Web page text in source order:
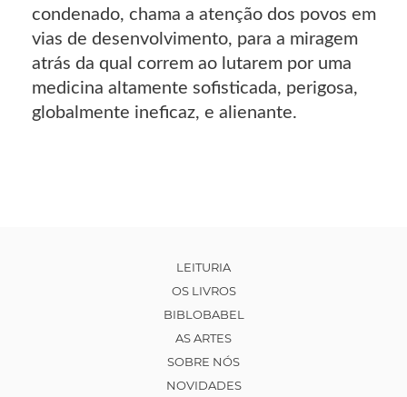
condenado, chama a atenção dos povos em
vias de desenvolvimento, para a miragem
atrás da qual correm ao lutarem por uma
medicina altamente sofisticada, perigosa,
globalmente ineficaz, e alienante.
LEITURIA
OS LIVROS
BIBLOBABEL
AS ARTES
SOBRE NÓS
NOVIDADES